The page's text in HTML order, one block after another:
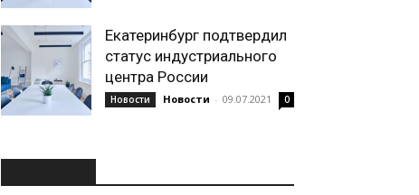
Екатеринбург подтвердил
статус индустриального
центра России
Новости Новости - 09.07.2021 0